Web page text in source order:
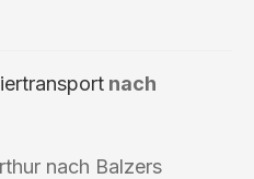
nach
nach Balzers